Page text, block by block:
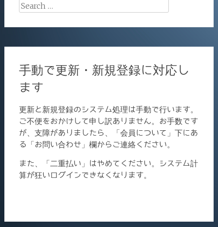
Search
手動で更新・新規登録に対応し
ます
更新と新規登録のシステム処理は手動で行います。
ご不便をおかけして申し訳ありません。お手数です
が、支障がありましたら、「会員について」下にあ
る「お問い合わせ」欄からご連絡ください。
また、「二重払い」はやめてください。システム計
算が狂いログインできなくなります。